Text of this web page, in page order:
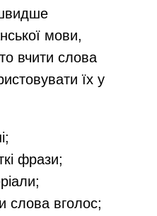
мови,
вчити слова
їх у
фрази;
слова вголос;